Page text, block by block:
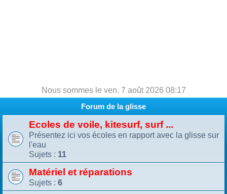
Nous sommes le ven. 7 août 2026 08:17
Forum de la glisse
Ecoles de voile, kitesurf, surf ...
Présentez ici vos écoles en rapport avec la glisse sur
l'eau
Sujets : 11
Matériel et réparations
Sujets : 6